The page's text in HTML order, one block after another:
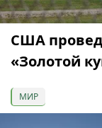
США
«Золотой
МИР